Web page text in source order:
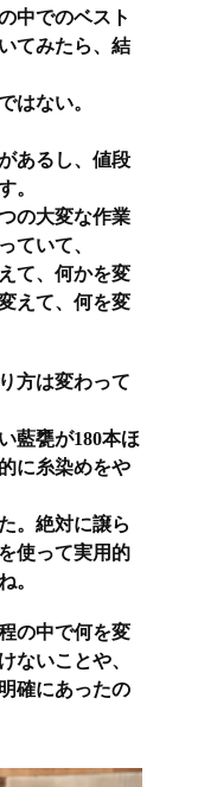
中でのベスト
てみたら、結
はない。
あるし、値段
。
の大変な作業
ていて、
て、何かを変
えて、何を変
方は変わって
藍甕が180本ほ
に糸染めをや
。絶対に譲ら
使って実用的
。
の中で何を変
ないことや、
確にあったの